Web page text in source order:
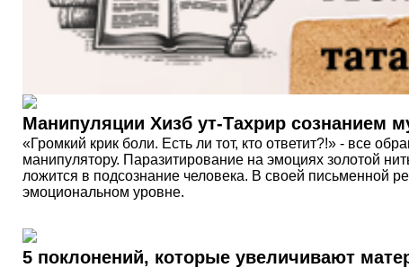
Манипуляции Хизб ут-Тахрир сознанием
«Громкий крик боли. Есть ли тот, кто ответит?!» - все
манипулятору. Паразитирование на эмоциях золотой
ложится в подсознание человека. В своей письменной
эмоциональном уровне.
5 поклонений, которые увеличивают